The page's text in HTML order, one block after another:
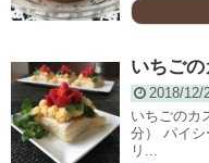
いちご
2018/12/
いちごのカ
分） パイ
リ...